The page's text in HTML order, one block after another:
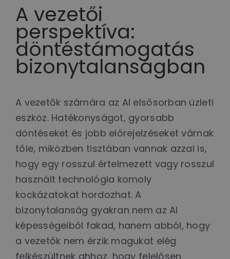
A vezetői
perspektíva:
döntéstámogatás
bizonytalanságban
A vezetők számára az AI elsősorban üzleti
eszköz. Hatékonyságot, gyorsabb
döntéseket és jobb előrejelzéseket várnak
tőle, miközben tisztában vannak azzal is,
hogy egy rosszul értelmezett vagy rosszul
használt technológia komoly
kockázatokat hordozhat. A
bizonytalanság gyakran nem az AI
képességeiből fakad, hanem abból, hogy
a vezetők nem érzik magukat elég
felkészültnek ahhoz, hogy felelősen